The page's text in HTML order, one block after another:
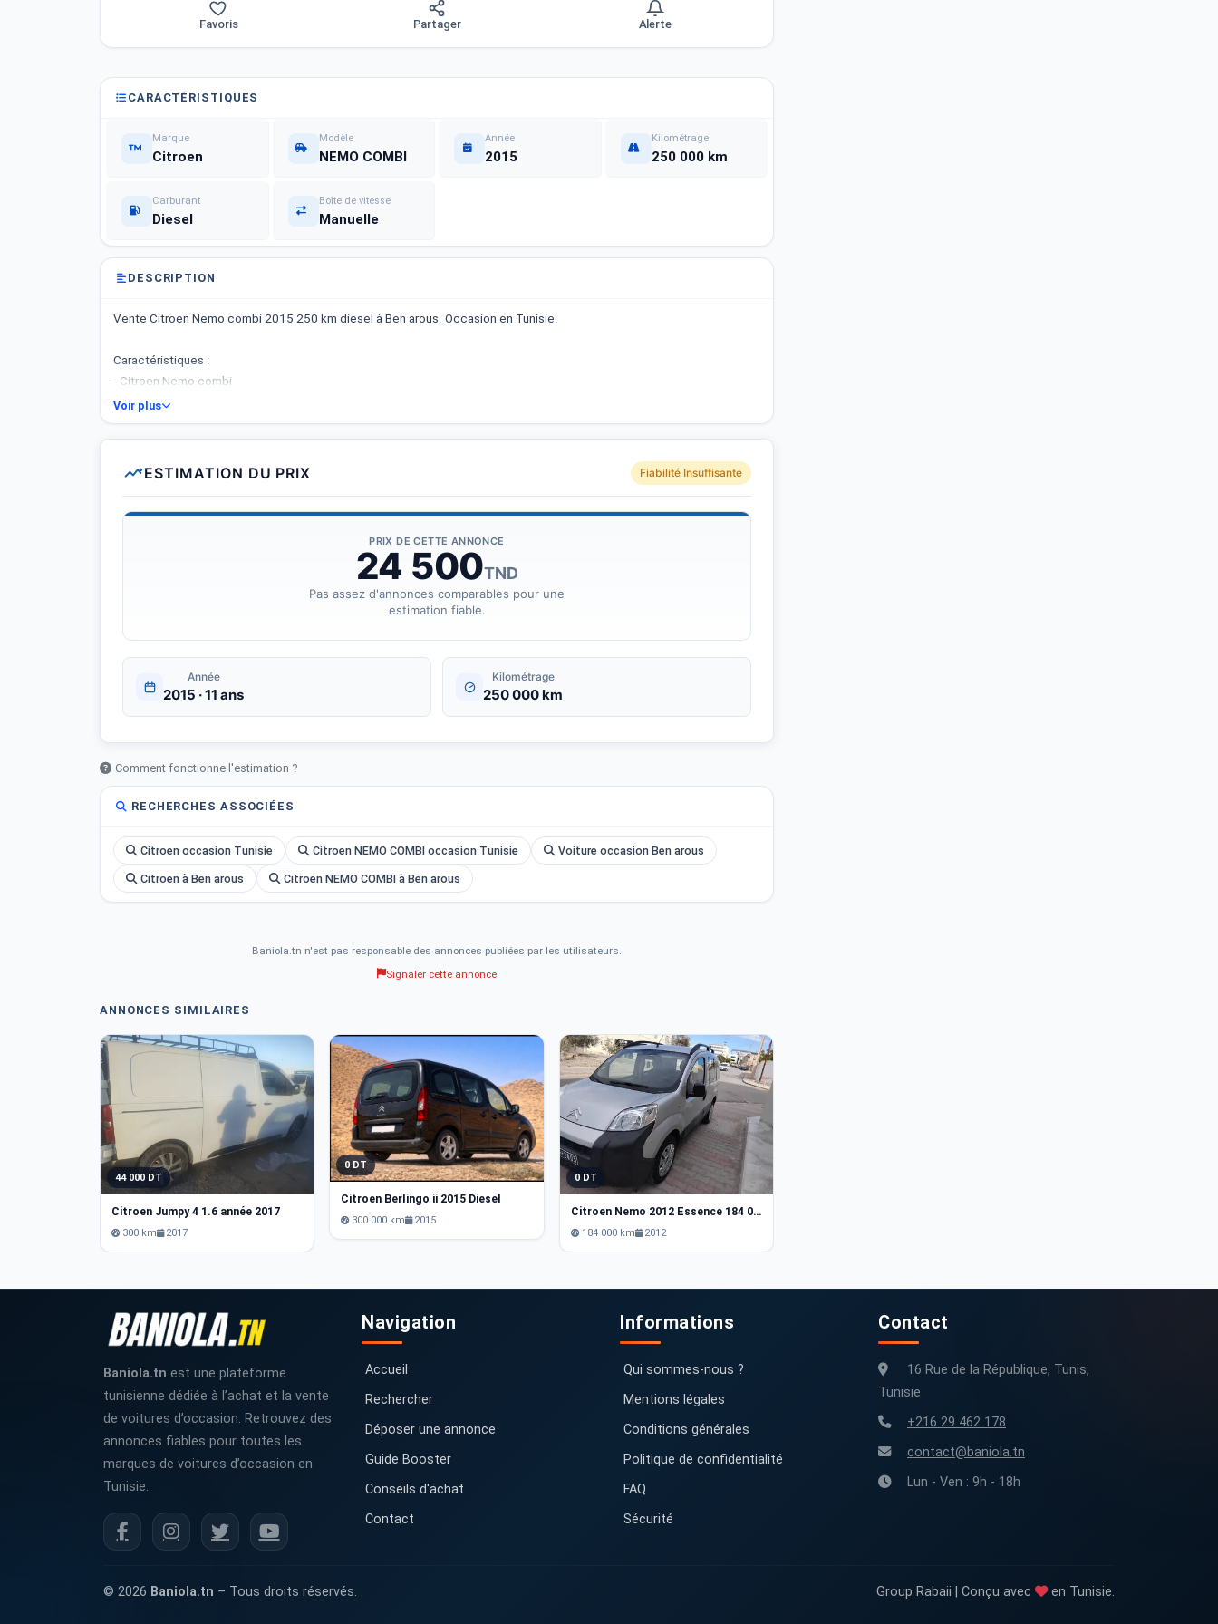
Favoris Partager Alerte
CARACTÉRISTIQUES
Marque
Citroen
Modèle
NEMO COMBI
Année
2015
Kilométrage
250 000 km
Carburant
Diesel
Boîte de vitesse
Manuelle
DESCRIPTION
Vente Citroen Nemo combi 2015 250 km diesel à Ben arous. Occasion en Tunisie.
Caractéristiques :
- Citroen Nemo combi
- Année : 2015
- Kilométrage : 250 km
- Carburant : Diesel
- Boîte de vitesse : Manuelle
Voir plus
ESTIMATION DU PRIX Fiabilité Insuffisante
PRIX DE CETTE ANNONCE
24 500TND
Pas assez d'annonces comparables pour une
estimation fiable.
Année
2015 · 11 ans
Kilométrage
250 000 km
Comment fonctionne l'estimation ?
RECHERCHES ASSOCIÉES
Citroen occasion Tunisie Citroen NEMO COMBI occasion Tunisie Voiture occasion Ben arous
Citroen à Ben arous Citroen NEMO COMBI à Ben arous
Baniola.tn n'est pas responsable des annonces publiées par les utilisateurs.
Signaler cette annonce
ANNONCES SIMILAIRES
44 000 DT
Citroen Jumpy 4 1.6 année 2017
300 km 2017
0 DT
Citroen Berlingo ii 2015 Diesel
300 000 km 2015
0 DT
Citroen Nemo 2012 Essence 184 000 km
184 000 km 2012
Baniola.tn est une plateforme
tunisienne dédiée à l’achat et la vente
de voitures d’occasion. Retrouvez des
annonces fiables pour toutes les
marques de voitures d’occasion en
Tunisie.
Navigation
Accueil
Rechercher
Déposer une annonce
Guide Booster
Conseils d'achat
Contact
Informations
Qui sommes-nous ?
Mentions légales
Conditions générales
Politique de confidentialité
FAQ
Sécurité
Contact
16 Rue de la République, Tunis,
Tunisie
+216 29 462 178
contact@baniola.tn
Lun - Ven : 9h - 18h
© 2026 Baniola.tn – Tous droits réservés. Group Rabaii | Conçu avec en Tunisie.